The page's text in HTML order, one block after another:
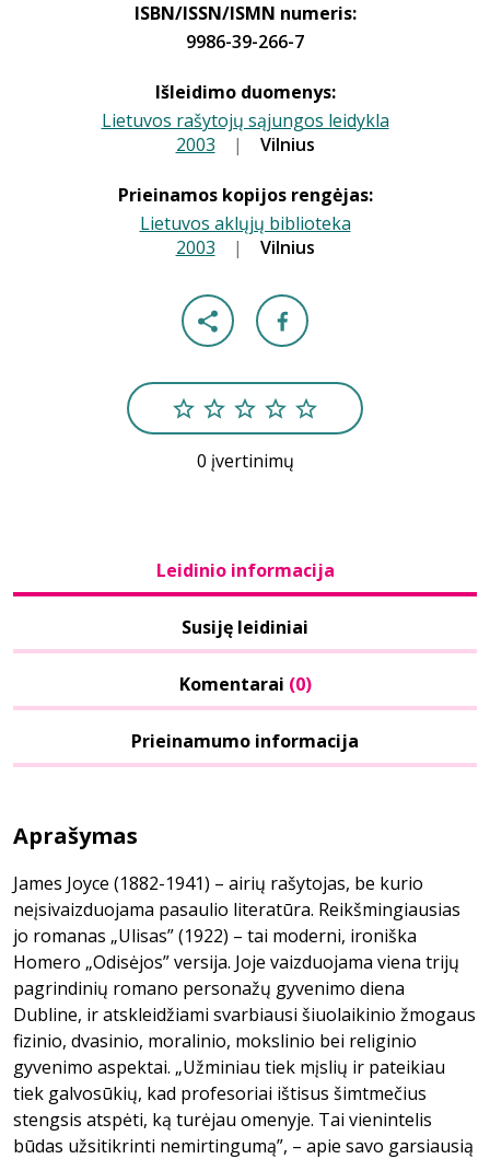
ISBN/ISSN/ISMN numeris:
9986-39-266-7
Išleidimo duomenys:
Lietuvos rašytojų sąjungos leidykla
2003 | Vilnius
Prieinamos kopijos rengėjas:
Lietuvos aklųjų biblioteka
2003 | Vilnius
0 įvertinimų
Leidinio informacija
Susiję leidiniai
Komentarai (0)
Prieinamumo informacija
Aprašymas
James Joyce (1882-1941) – airių rašytojas, be kurio
neįsivaizduojama pasaulio literatūra. Reikšmingiausias
jo romanas „Ulisas” (1922) – tai moderni, ironiška
Homero „Odisėjos” versija. Joje vaizduojama viena trijų
pagrindinių romano personažų gyvenimo diena
Dubline, ir atskleidžiami svarbiausi šiuolaikinio žmogaus
fizinio, dvasinio, moralinio, mokslinio bei religinio
gyvenimo aspektai. „Užminiau tiek mįslių ir pateikiau
tiek galvosūkių, kad profesoriai ištisus šimtmečius
stengsis atspėti, ką turėjau omenyje. Tai vienintelis
būdas užsitikrinti nemirtingumą”, – apie savo garsiausią